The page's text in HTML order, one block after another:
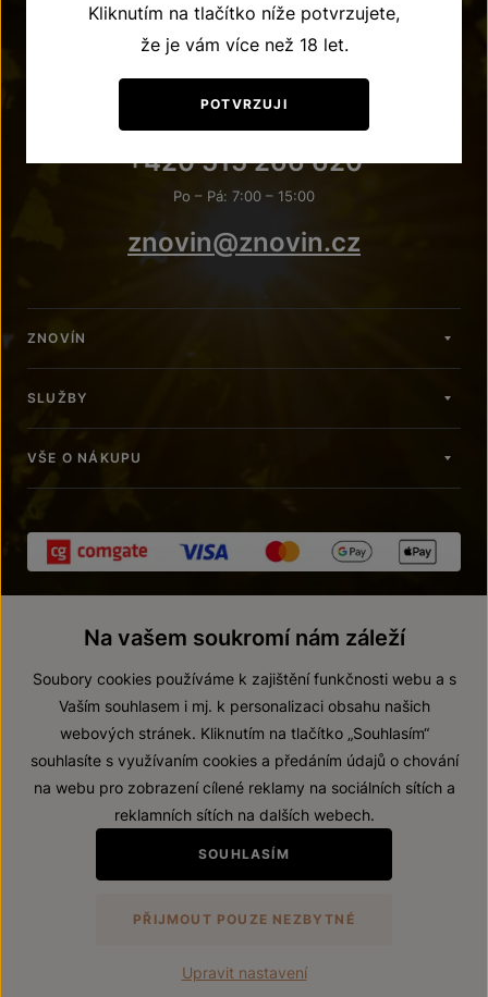
POTŘEBUJETE PORADIT?
+420 515 266 620
Po – Pá: 7:00 – 15:00
znovin@znovin.cz
ZNOVÍN
SLUŽBY
VŠE O NÁKUPU
© 2026 ZNOVÍN ZNOJMO, a. s.
Prohlášení o přístupnosti
Zákaz prodeje alkoholických nápojů osobám mladším 18 let.
VytvořilwebProgress
Kliknutím na tlačítko níže potvrzujete,
že je vám více než 18 let.
POTVRZUJI
Na vašem soukromí nám záleží
Soubory cookies používáme k zajištění funkčnosti webu a s
Vaším souhlasem i mj. k personalizaci obsahu našich
webových stránek. Kliknutím na tlačítko „Souhlasím“
souhlasíte s využívaním cookies a předáním údajů o chování
na webu pro zobrazení cílené reklamy na sociálních sítích a
reklamních sítích na dalších webech.
SOUHLASÍM
PŘIJMOUT POUZE NEZBYTNÉ
Upravit nastavení